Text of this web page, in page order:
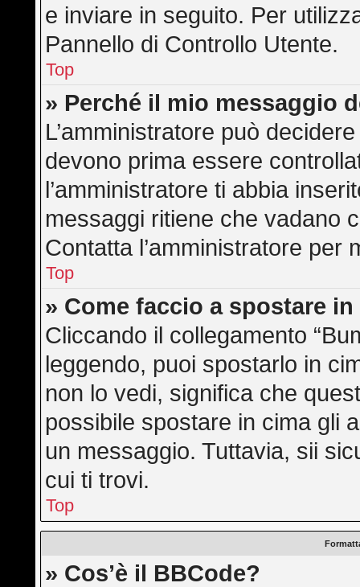
e inviare in seguito. Per
Pannello di Controllo Utente.
Top
» Perché il mio messaggio
L’amministratore può
devono prima essere
l’amministratore ti abbia
messaggi ritiene che vadano
Contatta l’amministratore per
Top
» Come faccio a spostare
Cliccando il collegamento
leggendo, puoi spostarlo in
non lo vedi, significa che
possibile spostare in cima gli
un messaggio. Tuttavia, sii
cui ti trovi.
Top
» Cos’è il BBCode?